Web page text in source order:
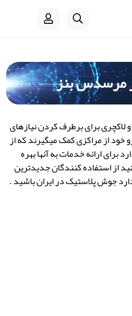
مرسدس بنز
برای برطرف کردن نیازهای
خود از مراکزی کمک میگیرند که از
برای ارائه خدمات به آنها بهره
از استفاده کنندگان جدیدترین
جوش پلاستیک در ایران باشید .